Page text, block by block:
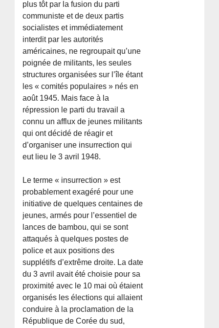
plus tôt par la fusion du parti
communiste et de deux partis
socialistes et immédiatement
interdit par les autorités
américaines, ne regroupait qu’une
poignée de militants, les seules
structures organisées sur l’île étant
les « comités populaires » nés en
août 1945. Mais face à la
répression le parti du travail a
connu un afflux de jeunes militants
qui ont décidé de réagir et
d’organiser une insurrection qui
eut lieu le 3 avril 1948.
Le terme « insurrection » est
probablement exagéré pour une
initiative de quelques centaines de
jeunes, armés pour l’essentiel de
lances de bambou, qui se sont
attaqués à quelques postes de
police et aux positions des
supplétifs d’extrême droite. La date
du 3 avril avait été choisie pour sa
proximité avec le 10 mai où étaient
organisés les élections qui allaient
conduire à la proclamation de la
République de Corée du sud,